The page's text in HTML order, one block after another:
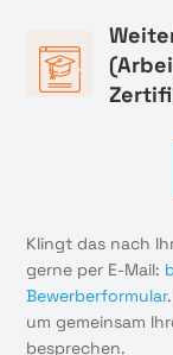
Klingt das nach
gerne per E-Mail:
Bewerberformular
um gemeinsam
besprechen.